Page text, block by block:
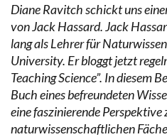
Diane Ravitch schickt uns
von Jack Hassard. Jack
lang als Lehrer für
University. Er bloggt jetzt
Teaching Science”. In diesem
Buch eines befreundeten
eine faszinierende
naturwissenschaftlichen